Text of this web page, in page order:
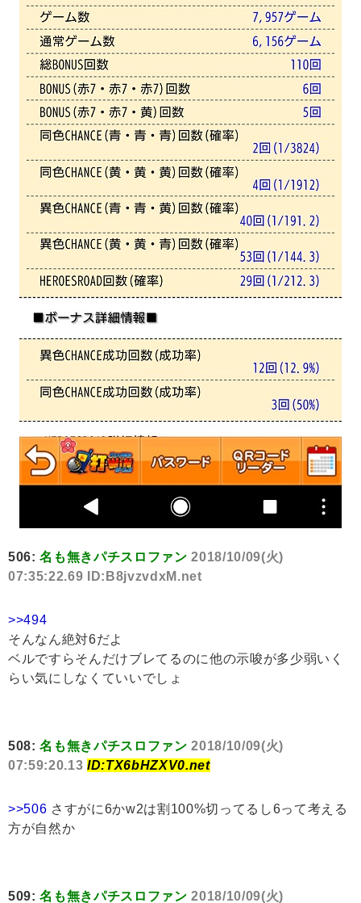
506:名も無きパチスロファン 2018/10/09(火)
07:35:22.69 ID:B8jvzvdxM.net
>>494
そんなん絶対6だよ
ベルですらそんだけブレてるのに他の示唆が多少弱いく
らい気にしなくていいでしょ
508:名も無きパチスロファン 2018/10/09(火)
07:59:20.13 ID:TX6bHZXV0.net
>>506 さすがに6かw2は割100%切ってるし6って考える
方が自然か
509:名も無きパチスロファン 2018/10/09(火)